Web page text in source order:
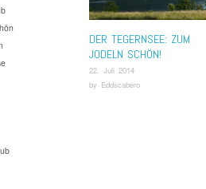
DER TEGERNSEE: ZUM
JODELN SCHÖN!
22. Juli 2014
by Eddscabero